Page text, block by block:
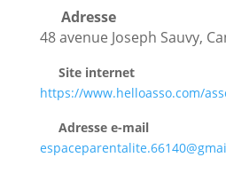
Adresse
48 avenue Joseph Sauvy,
Site internet
https://www.helloasso.com/
Adresse e-mail